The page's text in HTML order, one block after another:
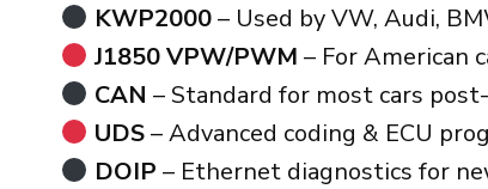
KWP2000– Used by VW, Audi,
J1850 VPW/PWM – For American
CAN – Standard for most cars
UDS– Advanced coding & ECU
DOIP – Ethernet diagnostics for